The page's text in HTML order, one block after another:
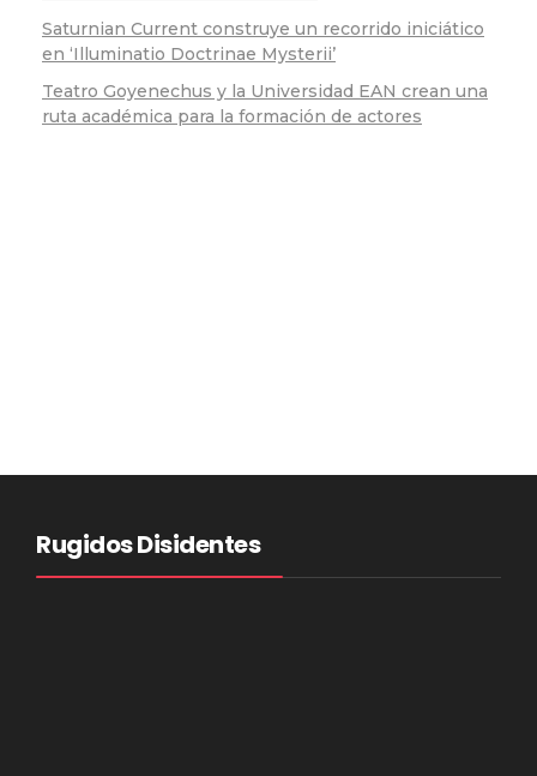
Saturnian Current construye un recorrido iniciático
en ‘Illuminatio Doctrinae Mysterii’
Teatro Goyenechus y la Universidad EAN crean una
ruta académica para la formación de actores
Rugidos Disidentes